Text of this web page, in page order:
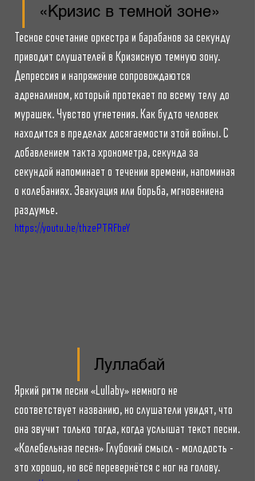
«Кризис в темной зоне»
Тесное сочетание оркестра и барабанов за секунду
приводит слушателей в Кризисную темную зону.
Депрессия и напряжение сопровождаются
адреналином, который протекает по всему телу до
мурашек. Чувство угнетения. Как будто человек
находится в пределах досягаемости этой войны. С
добавлением такта хронометра, секунда за
секундой напоминает о течении времени, напоминая
о колебаниях. Эвакуация или борьба, мгновениена
раздумье.
https://youtu.be/thzePTRFbeY
Луллабай
Яркий ритм песни «Lullaby» немного не
соответствует названию, но слушатели увидят, что
она звучит только тогда, когда услышат текст песни.
«Колебельная песня» Глубокий смысл - молодость -
это хорошо, но всё перевернётся с ног на голову.